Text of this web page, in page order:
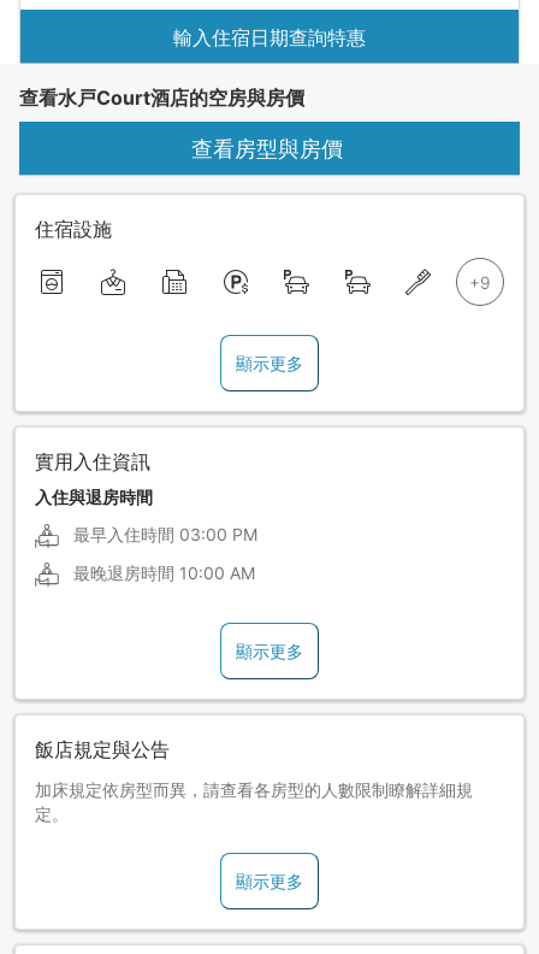
輸入住宿日期查詢特惠
查看水戸Court酒店的空房與房價
查看房型與房價
住宿設施
顯示更多
實用入住資訊
入住與退房時間
最早入住時間 03:00 PM
最晚退房時間 10:00 AM
顯示更多
飯店規定與公告
加床規定依房型而異，請查看各房型的人數限制瞭解詳細規
定。
顯示更多